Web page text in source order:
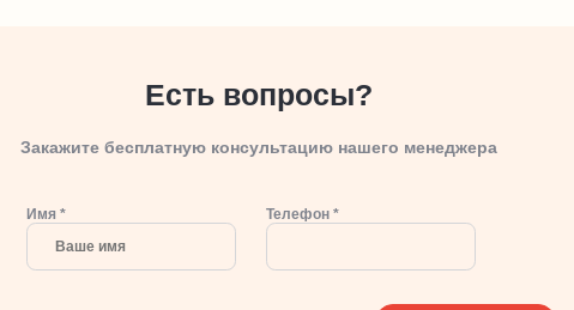
Есть вопросы?
Закажите бесплатную консультацию нашего менеджера
Имя * Телефон *